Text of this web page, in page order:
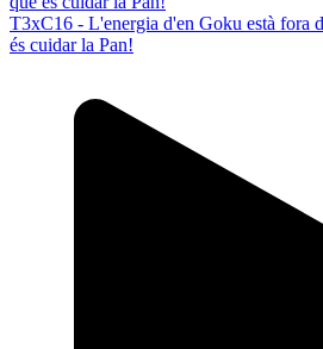
T3xC16 - L'energia d'en Goku està fora
és cuidar la Pan!